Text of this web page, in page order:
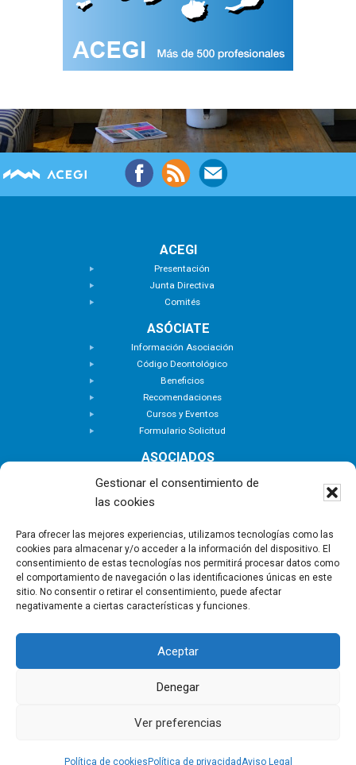
Gestionar el consentimiento de
las cookies
Para ofrecer las mejores experiencias, utilizamos tecnologías como las
cookies para almacenar y/o acceder a la información del dispositivo. El
consentimiento de estas tecnologías nos permitirá procesar datos como
el comportamiento de navegación o las identificaciones únicas en este
sitio. No consentir o retirar el consentimiento, puede afectar
negativamente a ciertas características y funciones.
Aceptar
Denegar
Ver preferencias
Política de cookies Política de privacidadAviso Legal
ACEGI
Presentación
Junta Directiva
Comités
ASÓCIATE
Información Asociación
Código Deontológico
Beneficios
Recomendaciones
Cursos y Eventos
Formulario Solicitud
ASOCIADOS
Buscar Asociados
Zona Privada
ACTUALIDAD
Notas de Prensa
Noticias
Nuevas Incorporaciones
CONTACTO
Copyright © - Asociación Canaria de Empresas de
Política de privacidad
Política de Cookies